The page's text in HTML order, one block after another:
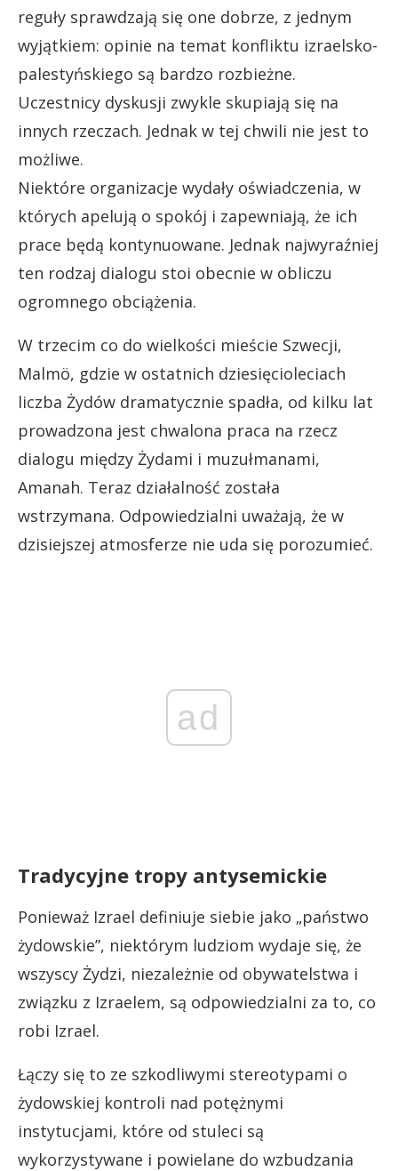
reguły sprawdzają się one dobrze, z jednym
wyjątkiem: opinie na temat konfliktu izraelsko-
palestyńskiego są bardzo rozbieżne.
Uczestnicy dyskusji zwykle skupiają się na
innych rzeczach. Jednak w tej chwili nie jest to
możliwe.
Niektóre organizacje wydały oświadczenia, w
których apelują o spokój i zapewniają, że ich
prace będą kontynuowane. Jednak najwyraźniej
ten rodzaj dialogu stoi obecnie w obliczu
ogromnego obciążenia.
W trzecim co do wielkości mieście Szwecji,
Malmö, gdzie w ostatnich dziesięcioleciach
liczba Żydów dramatycznie spadła, od kilku lat
prowadzona jest chwalona praca na rzecz
dialogu między Żydami i muzułmanami,
Amanah. Teraz działalność została
wstrzymana. Odpowiedzialni uważają, że w
dzisiejszej atmosferze nie uda się porozumieć.
ad
Tradycyjne tropy antysemickie
Ponieważ Izrael definiuje siebie jako „państwo
żydowskie”, niektórym ludziom wydaje się, że
wszyscy Żydzi, niezależnie od obywatelstwa i
związku z Izraelem, są odpowiedzialni za to, co
robi Izrael.
Łączy się to ze szkodliwymi stereotypami o
żydowskiej kontroli nad potężnymi
instytucjami, które od stuleci są
wykorzystywane i powielane do wzbudzania